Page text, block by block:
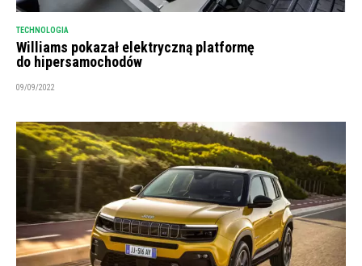
TECHNOLOGIA
Williams pokazał elektryczną platformę
do hipersamochodów
09/09/2022